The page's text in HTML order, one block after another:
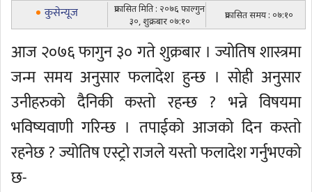
कुसेन्यूज
प्रकासित मिति : २०७६ फाल्गुन
३०, शुक्रबार ०७:१०
प्रकासित समय : ०७:१०
आज २०७६ फागुन ३० गते शुक्रबार । ज्योतिष शास्त्रमा
जन्म समय अनुसार फलादेश हुन्छ । सोही अनुसार
उनीहरुको दैनिकी कस्तो रहन्छ ? भन्ने विषयमा
भविष्यवाणी गरिन्छ । तपाईको आजको दिन कस्तो
रहनेछ ? ज्योतिष एस्ट्रो राजले यस्तो फलादेश गर्नुभएको
छ-